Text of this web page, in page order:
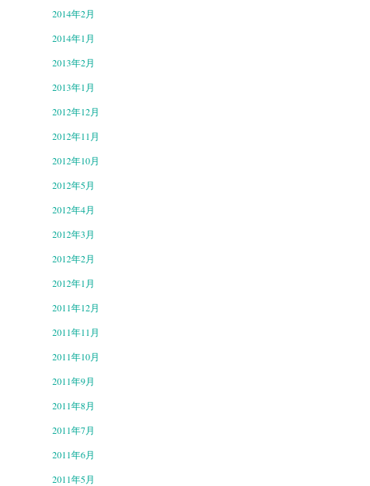
2014年2月
2014年1月
2013年2月
2013年1月
2012年12月
2012年11月
2012年10月
2012年5月
2012年4月
2012年3月
2012年2月
2012年1月
2011年12月
2011年11月
2011年10月
2011年9月
2011年8月
2011年7月
2011年6月
2011年5月